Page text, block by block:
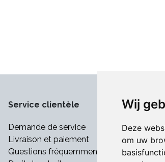
Wij
Deze
om uw
Service clientèle
Demande de service
Livraison et paiement
Questions fréquemment posées